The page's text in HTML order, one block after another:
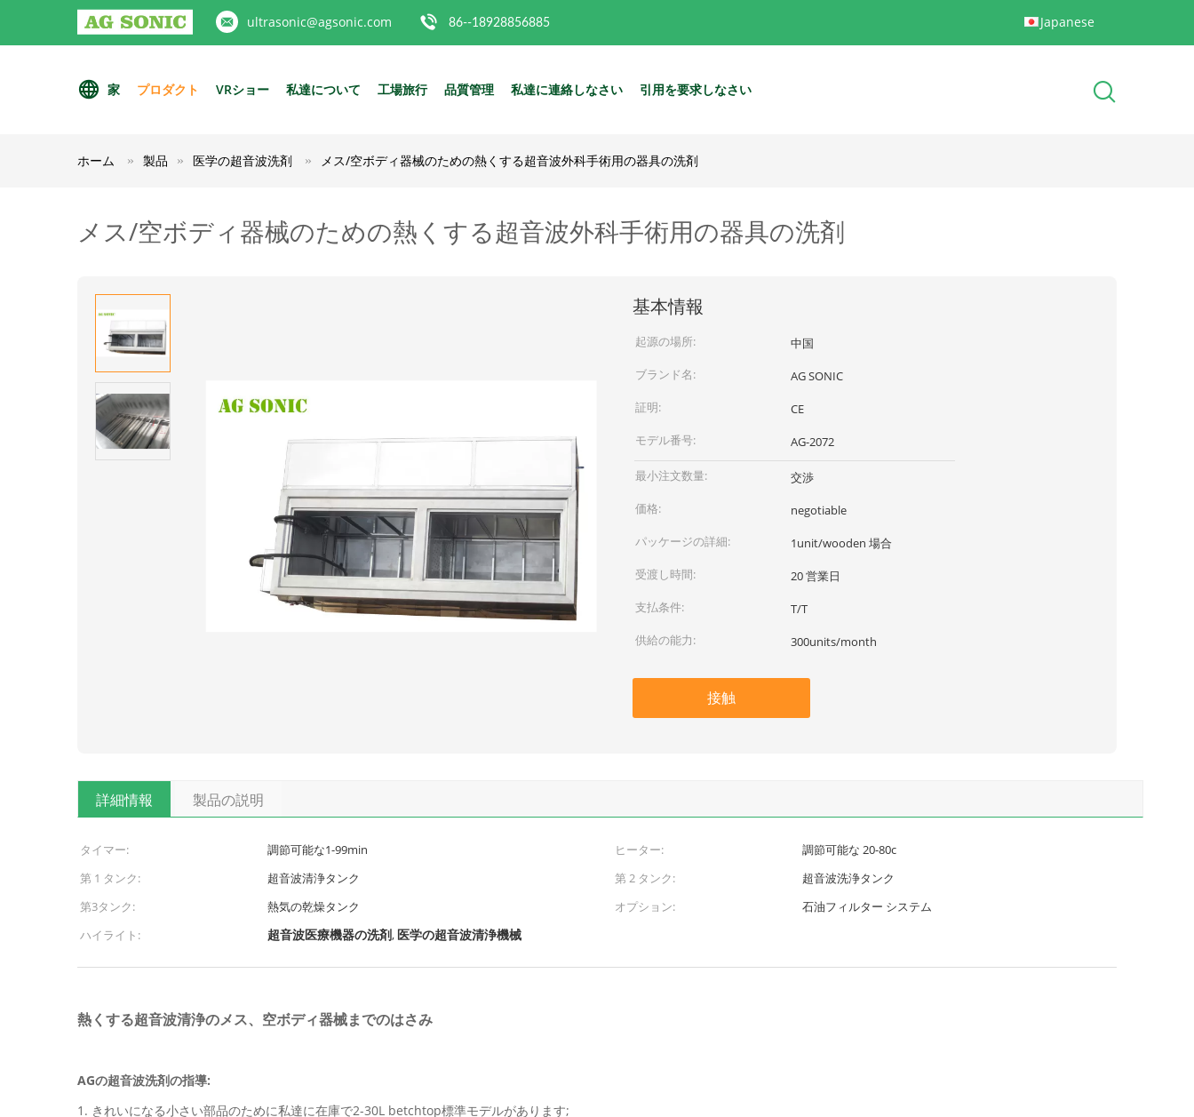
ultrasonic@agsonic.com 86--18928856885 Japanese
家 プロダクト VRショー 私達について 工場旅行 品質管理 私達に連絡しなさい 引用を要求しなさい
ホーム 製品 医学の超音波洗剤 メス/空ボディ器械のための熱くする超音波外科手術用の器具の洗剤
メス/空ボディ器械のための熱くする超音波外科手術用の器具の洗剤
基本情報
起源の場所:
中国
ブランド名:
AG SONIC
証明:
CE
モデル番号:
AG-2072
最小注文数量:
交渉
価格:
negotiable
パッケージの詳細:
1unit/wooden 場合
受渡し時間:
20 営業日
支払条件:
T/T
供給の能力:
300units/month
接触
詳細情報 製品の説明
タイマー: 調節可能な1-99min ヒーター:
調節可能な 20-80c
第 1 タンク:
超音波清浄タンク 第 2 タンク:
超音波洗浄タンク
第3タンク:
熱気の乾燥タンク オプション:
石油フィルター システム
ハイライト:
超音波医療機器の洗剤, 医学の超音波清浄機械
熱くする超音波清浄のメス、空ボディ器械までのはさみ
AGの超音波洗剤の指導:
1. きれいになる小さい部品のために私達に在庫で2-30L betchtop標準モデルがあります;